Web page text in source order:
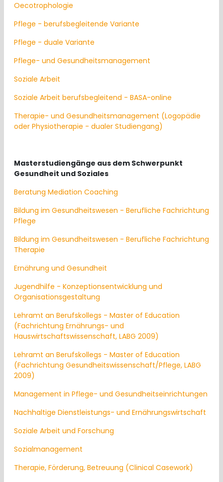
Oecotrophologie
Pflege - berufsbegleitende Variante
Pflege - duale Variante
Pflege- und Gesundheitsmanagement
Soziale Arbeit
Soziale Arbeit berufsbegleitend - BASA-online
Therapie- und Gesundheitsmanagement (Logopädie
oder Physiotherapie - dualer Studiengang)
Masterstudiengänge aus dem Schwerpunkt
Gesundheit und Soziales
Beratung Mediation Coaching
Bildung im Gesundheitswesen - Berufliche Fachrichtung
Pflege
Bildung im Gesundheitswesen - Berufliche Fachrichtung
Therapie
Ernährung und Gesundheit
Jugendhilfe - Konzeptionsentwicklung und
Organisationsgestaltung
Lehramt an Berufskollegs - Master of Education
(Fachrichtung Ernährungs- und
Hauswirtschaftswissenschaft, LABG 2009)
Lehramt an Berufskollegs - Master of Education
(Fachrichtung Gesundheitswissenschaft/Pflege, LABG
2009)
Management in Pflege- und Gesundheitseinrichtungen
Nachhaltige Dienstleistungs- und Ernährungswirtschaft
Soziale Arbeit und Forschung
Sozialmanagement
Therapie, Förderung, Betreuung (Clinical Casework)